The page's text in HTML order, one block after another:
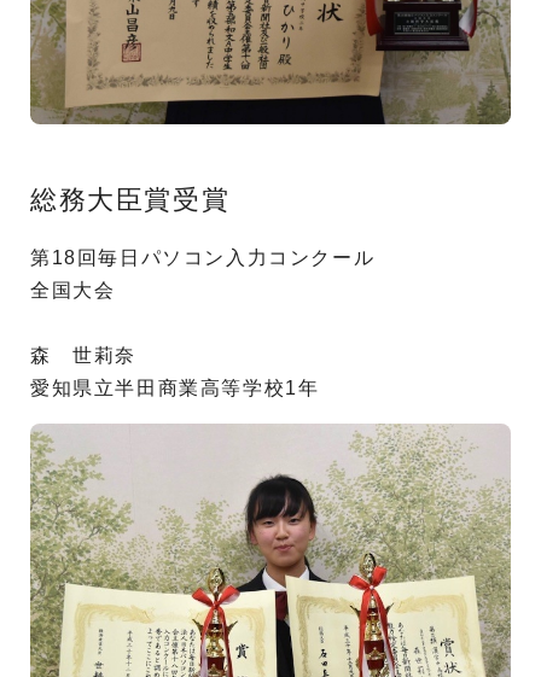
総務大臣賞受賞
第18回毎日パソコン入力コンクール
全国大会
森 世莉奈
愛知県立半田商業高等学校1年